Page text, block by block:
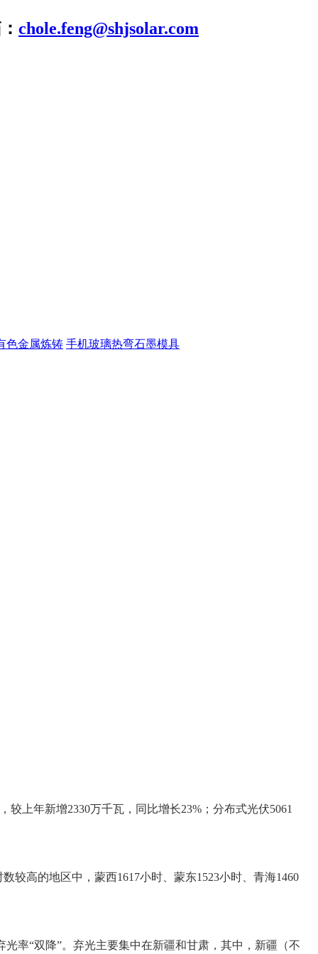
chole.feng@shjsolar.com
色金属炼铸 手机玻璃热弯石墨模具
上年新增2330万千瓦，同比增长23%；分布式光伏5061
较高的地区中，蒙西1617小时、蒙东1523小时、青海1460
率“双降”。弃光主要集中在新疆和甘肃，其中，新疆（不